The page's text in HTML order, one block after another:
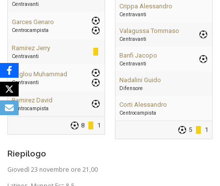
Centravanti
Garces Genaro
Centrocampista
Ramirez Jerry
Centravanti
Zaglou Muhammad
Centravanti
Ramirez David
Centrocampista
8 1
Crippa Alessandro
Centravanti
Valagussa Tommaso
Centravanti
Banfi Jacopo
Centravanti
Nadalini Guido
Difensore
Corti Alessandro
Centrocampista
5 1
Riepilogo
Giovedì 23 novembre ore 21,00